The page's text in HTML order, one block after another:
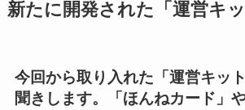
新たに開発された「運営キッ
今回から取り入れた「運営キッ
聞きします。「ほんねカード」